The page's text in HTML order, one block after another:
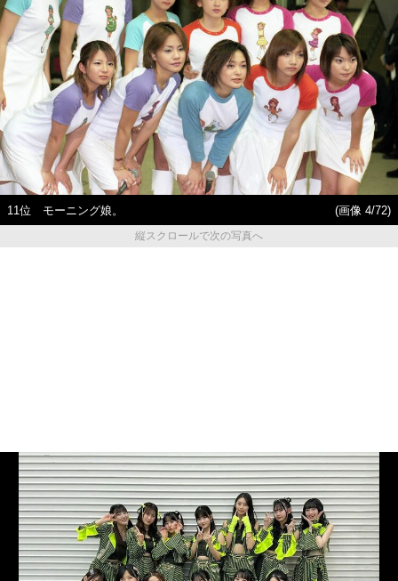
11位 モーニング娘。
(画像 4/72)
縦スクロールで次の写真へ